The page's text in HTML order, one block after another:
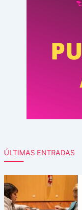
ÚLTIMAS ENTRADAS